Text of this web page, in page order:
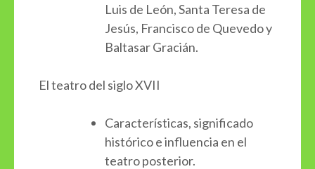
Luis de León, Santa Teresa de
Jesús, Francisco de Quevedo y
Baltasar Gracián.
El teatro del siglo XVII
Características, significado
histórico e influencia en el
teatro posterior.